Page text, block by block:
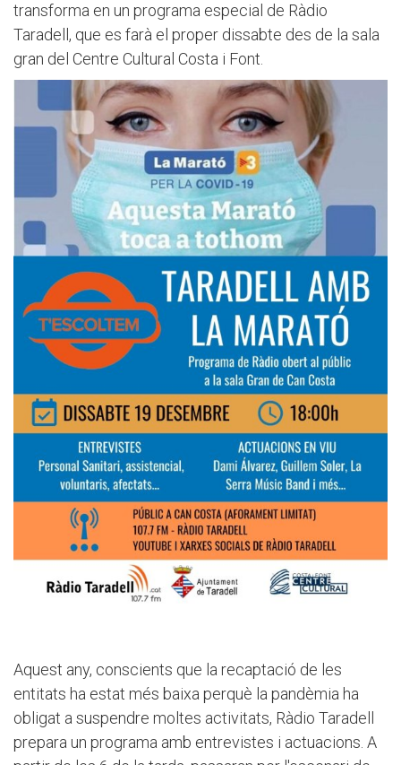
transforma en un programa especial de Ràdio
Taradell, que es farà el proper dissabte des de la sala
gran del Centre Cultural Costa i Font.
Aquest any, conscients que la recaptació de les
entitats ha estat més baixa perquè la pandèmia ha
obligat a suspendre moltes activitats, Ràdio Taradell
prepara un programa amb entrevistes i actuacions. A